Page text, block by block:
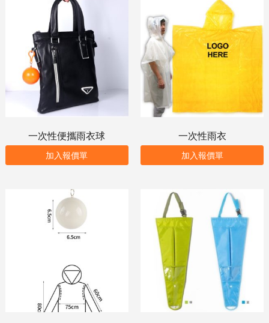
一次性便攜雨衣球
加入報價單
一次性雨衣
加入報價單